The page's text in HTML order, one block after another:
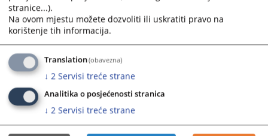
04.06.2026.
03.06.2026.
Pozicija – stručni saradnik za poslove upravljanja
privremeno oduzetom imovinom u
Pravosudnoj komisiji Brčko distrikta BiH po raspisanom
javnom konkursu
broj: SuPK-01-479/26-I od 21.04.2026. godine.
stranice...).
Na ovom mjestu možete dozvoliti ili uskratiti pravo na
korištenje tih informacija.
Translation(obavezna)
↓ 2 Servisi treće strane
Analitika o posjećenosti stranica
↓ 2 Servisi treće strane